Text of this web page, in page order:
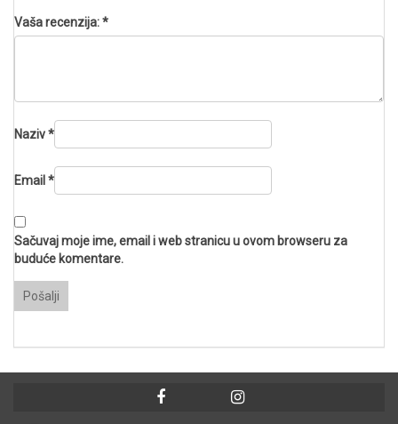
Vaša recenzija:*
Naziv*
Email *
Sačuvaj moje ime, email i web stranicu u ovom browseru za
buduće komentare.